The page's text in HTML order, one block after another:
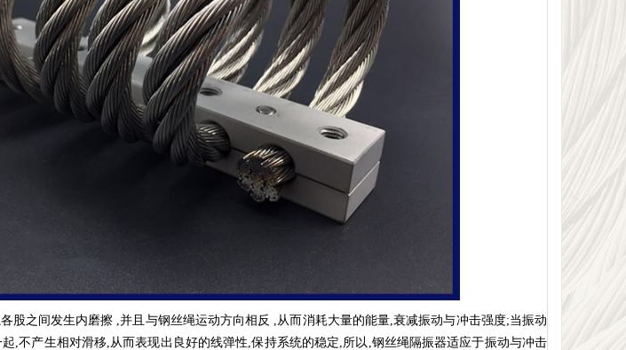
股之间发生内磨擦 ,并且与钢丝绳运动方向相反 ,从而消耗大量的能量,衰减振动与冲击强度;当振动
,不产生相对滑移,从而表现出良好的线弹性,保持系统的稳定,所以,钢丝绳隔振器适应于振动与冲击